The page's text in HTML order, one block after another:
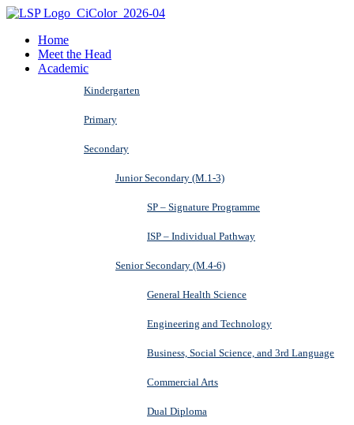
Home
Meet the Head
Academic
Kindergarten
Primary
Secondary
Junior Secondary (M.1-3)
SP – Signature Programme
ISP – Individual Pathway
Senior Secondary (M.4-6)
General Health Science
Engineering and Technology
Business, Social Science, and 3rd Language
Commercial Arts
Dual Diploma